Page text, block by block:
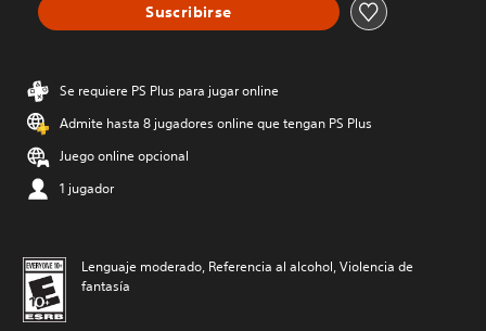
Suscribirse
Se requiere PS Plus para jugar online
Admite hasta 8 jugadores online que tengan PS Plus
Juego online opcional
1 jugador
Lenguaje moderado, Referencia al alcohol, Violencia de
fantasía